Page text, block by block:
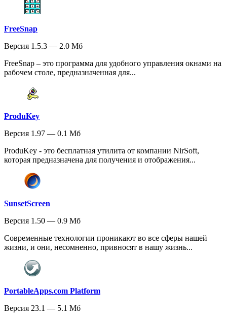
FreeSnap
Версия 1.5.3 — 2.0 Мб
FreeSnap – это программа для удобного управления окнами на
рабочем столе, предназначенная для...
ProduKey
Версия 1.97 — 0.1 Мб
ProduKey - это бесплатная утилита от компании NirSoft,
которая предназначена для получения и отображения...
SunsetScreen
Версия 1.50 — 0.9 Мб
Современные технологии проникают во все сферы нашей
жизни, и они, несомненно, привносят в нашу жизнь...
PortableApps.com Platform
Версия 23.1 — 5.1 Мб